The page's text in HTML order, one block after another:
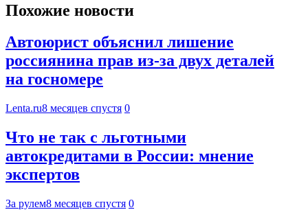
Похожие новости
Автоюрист объяснил лишение
россиянина прав из-за двух деталей
на госномере
Lenta.ru8 месяцев спустя 0
Что не так с льготными
автокредитами в России: мнение
экспертов
За рулем8 месяцев спустя 0